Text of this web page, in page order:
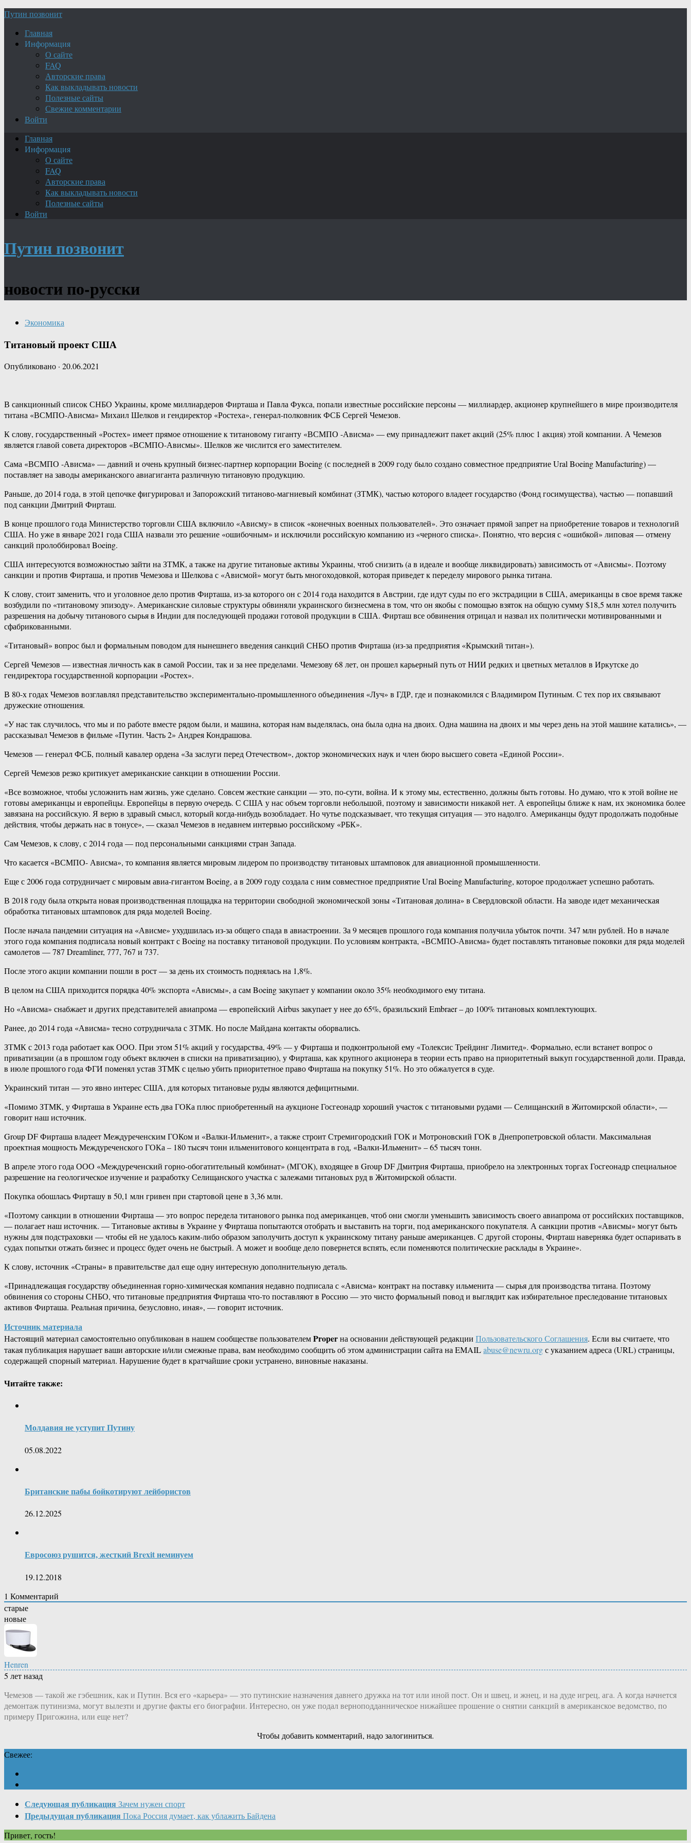
Путин позвонит
Главная
Информация
О сайте
FAQ
Авторские права
Как выкладывать новости
Полезные сайты
Свежие комментарии
Войти
Главная
Информация
О сайте
FAQ
Авторские права
Как выкладывать новости
Полезные сайты
Войти
Путин позвонит
новости по-русски
Экономика
Титановый проект США
Опубликовано · 20.06.2021
В санкционный список СНБО Украины, кроме миллиардеров Фирташа и Павла Фукса, попали известные российские персоны — миллиардер, акционер крупнейшего в мире производителя
титана «ВСМПО-Ависма» Михаил Шелков и гендиректор «Ростеха», генерал-полковник ФСБ Сергей Чемезов.
К слову, государственный «Ростех» имеет прямое отношение к титановому гиганту «ВСМПО -Ависма» — ему принадлежит пакет акций (25% плюс 1 акция) этой компании. А Чемезов
является главой совета директоров «ВСМПО-Ависмы». Шелков же числится его заместителем.
Сама «ВСМПО -Ависма» — давний и очень крупный бизнес-партнер корпорации Boeing (с последней в 2009 году было создано совместное предприятие Ural Boeing Manufacturing) —
поставляет на заводы американского авиагиганта различную титановую продукцию.
Раньше, до 2014 года, в этой цепочке фигурировал и Запорожский титаново-магниевый комбинат (ЗТМК), частью которого владеет государство (Фонд госимущества), частью — попавший
под санкции Дмитрий Фирташ.
В конце прошлого года Министерство торговли США включило «Ависму» в список «конечных военных пользователей». Это означает прямой запрет на приобретение товаров и технологий
США. Но уже в январе 2021 года США назвали это решение «ошибочным» и исключили российскую компанию из «черного списка». Понятно, что версия с «ошибкой» липовая — отмену
санкций пролоббировал Boeing.
США интересуются возможностью зайти на ЗТМК, а также на другие титановые активы Украины, чтоб снизить (а в идеале и вообще ликвидировать) зависимость от «Ависмы». Поэтому
санкции и против Фирташа, и против Чемезова и Шелкова с «Ависмой» могут быть многоходовкой, которая приведет к переделу мирового рынка титана.
К слову, стоит заменить, что и уголовное дело против Фирташа, из-за которого он с 2014 года находится в Австрии, где идут суды по его экстрадиции в США, американцы в свое время также
возбудили по «титановому эпизоду». Американские силовые структуры обвиняли украинского бизнесмена в том, что он якобы с помощью взяток на общую сумму $18,5 млн хотел получить
разрешения на добычу титанового сырья в Индии для последующей продажи готовой продукции в США. Фирташ все обвинения отрицал и назвал их политически мотивированными и
сфабрикованными.
«Титановый» вопрос был и формальным поводом для нынешнего введения санкций СНБО против Фирташа (из-за предприятия «Крымский титан»).
Сергей Чемезов — известная личность как в самой России, так и за нее пределами. Чемезову 68 лет, он прошел карьерный путь от НИИ редких и цветных металлов в Иркутске до
гендиректора государственной корпорации «Ростех».
В 80-х годах Чемезов возглавлял представительство экспериментально-промышленного объединения «Луч» в ГДР, где и познакомился с Владимиром Путиным. С тех пор их связывают
дружеские отношения.
«У нас так случилось, что мы и по работе вместе рядом были, и машина, которая нам выделялась, она была одна на двоих. Одна машина на двоих и мы через день на этой машине катались», —
рассказывал Чемезов в фильме «Путин. Часть 2» Андрея Кондрашова.
Чемезов — генерал ФСБ, полный кавалер ордена «За заслуги перед Отечеством», доктор экономических наук и член бюро высшего совета «Единой России».
Сергей Чемезов резко критикует американские санкции в отношении России.
«Все возможное, чтобы усложнить нам жизнь, уже сделано. Совсем жесткие санкции — это, по-сути, война. И к этому мы, естественно, должны быть готовы. Но думаю, что к этой войне не
готовы американцы и европейцы. Европейцы в первую очередь. С США у нас объем торговли небольшой, поэтому и зависимости никакой нет. А европейцы ближе к нам, их экономика более
завязана на российскую. Я верю в здравый смысл, который когда-нибудь возобладает. Но чутье подсказывает, что текущая ситуация — это надолго. Американцы будут продолжать подобные
действия, чтобы держать нас в тонусе», — сказал Чемезов в недавнем интервью российскому «РБК».
Сам Чемезов, к слову, с 2014 года — под персональными санкциями стран Запада.
Что касается «ВСМПО- Ависма», то компания является мировым лидером по производству титановых штамповок для авиационной промышленности.
Еще с 2006 года сотрудничает с мировым авиа-гигантом Boeing, а в 2009 году создала с ним совместное предприятие Ural Boeing Manufacturing, которое продолжает успешно работать.
В 2018 году была открыта новая производственная площадка на территории свободной экономической зоны «Титановая долина» в Свердловской области. На заводе идет механическая
обработка титановых штамповок для ряда моделей Boeing.
После начала пандемии ситуация на «Ависме» ухудшилась из-за общего спада в авиастроении. За 9 месяцев прошлого года компания получила убыток почти. 347 млн рублей. Но в начале
этого года компания подписала новый контракт с Boeing на поставку титановой продукции. По условиям контракта, «ВСМПО-Ависма» будет поставлять титановые поковки для ряда моделей
самолетов — 787 Dreamliner, 777, 767 и 737.
После этого акции компании пошли в рост — за день их стоимость поднялась на 1,8%.
В целом на США приходится порядка 40% экспорта «Ависмы», а сам Boeing закупает у компании около 35% необходимого ему титана.
Но «Ависма» снабжает и других представителей авиапрома — европейский Airbus закупает у нее до 65%, бразильский Embraer – до 100% титановых комплектующих.
Ранее, до 2014 года «Ависма» тесно сотрудничала с ЗТМК. Но после Майдана контакты оборвались.
ЗТМК с 2013 года работает как ООО. При этом 51% акций у государства, 49% — у Фирташа и подконтрольной ему «Толексис Трейдинг Лимитед». Формально, если встанет вопрос о
приватизации (а в прошлом году объект включен в списки на приватизацию), у Фирташа, как крупного акционера в теории есть право на приоритетный выкуп государственной доли. Правда,
в июле прошлого года ФГИ поменял устав ЗТМК с целью убить приоритетное право Фирташа на покупку 51%. Но это обжалуется в суде.
Украинский титан — это явно интерес США, для которых титановые руды являются дефицитными.
«Помимо ЗТМК, у Фирташа в Украине есть два ГОКа плюс приобретенный на аукционе Госгеонадр хороший участок с титановыми рудами — Селищанский в Житомирской области», —
говорит наш источник.
Group DF Фирташа владеет Междуреченским ГОКом и «Валки-Ильменит», а также строит Стремигородский ГОК и Мотроновский ГОК в Днепропетровской области. Максимальная
проектная мощность Междуреченского ГОКа – 180 тысяч тонн ильменитового концентрата в год, «Валки-Ильменит» – 65 тысяч тонн.
В апреле этого года ООО «Междуреченский горно-обогатительный комбинат» (МГОК), входящее в Group DF Дмитрия Фирташа, приобрело на электронных торгах Госгеонадр специальное
разрешение на геологическое изучение и разработку Селищанского участка с залежами титановых руд в Житомирской области.
Покупка обошлась Фирташу в 50,1 млн гривен при стартовой цене в 3,36 млн.
«Поэтому санкции в отношении Фирташа — это вопрос передела титанового рынка под американцев, чтоб они смогли уменьшить зависимость своего авиапрома от российских поставщиков,
— полагает наш источник. — Титановые активы в Украине у Фирташа попытаются отобрать и выставить на торги, под американского покупателя. А санкции против «Ависмы» могут быть
нужны для подстраховки — чтобы ей не удалось каким-либо образом заполучить доступ к украинскому титану раньше американцев. С другой стороны, Фирташ наверняка будет оспаривать в
судах попытки отжать бизнес и процесс будет очень не быстрый. А может и вообще дело повернется вспять, если поменяются политические расклады в Украине».
К слову, источник «Страны» в правительстве дал еще одну интересную дополнительную деталь.
«Принадлежащая государству объединенная горно-химическая компания недавно подписала с «Ависма» контракт на поставку ильменита — сырья для производства титана. Поэтому
обвинения со стороны СНБО, что титановые предприятия Фирташа что-то поставляют в Россию — это чисто формальный повод и выглядит как избирательное преследование титановых
активов Фирташа. Реальная причина, безусловно, иная», — говорит источник.
Источник материала
Настоящий материал самостоятельно опубликован в нашем сообществе пользователемProperна основании действующей редакции Пользовательского Соглашения. Если вы считаете, что
такая публикация нарушает ваши авторские и/или смежные права, вам необходимо сообщить об этом администрации сайта на EMAILabuse@newru.orgс указанием адреса (URL) страницы,
содержащей спорный материал. Нарушение будет в кратчайшие сроки устранено, виновные наказаны.
Читайте также:
Молдавия не уступит Путину
05.08.2022
Британские пабы бойкотируют лейбористов
26.12.2025
Евросоюз рушится, жесткий Brexit неминуем
19.12.2018
1 Комментарий
старые
новые
Henren
5 лет назад
Чемезов — такой же гэбешник, как и Путин. Вся его «карьера» — это путинские назначения давнего дружка на тот или иной пост. Он и швец, и жнец, и на дуде игрец, ага. А когда начнется
демонтаж путинизма, могут вылезти и другие факты его биографии. Интересно, он уже подал верноподданническое нижайшее прошение о снятии санкций в американское ведомство, по
примеру Пригожина, или еще нет?
Чтобы добавить комментарий, надо залогиниться.
Свежее:
Следующая публикация Зачем нужен спорт
Предыдущая публикация Пока Россия думает, как ублажить Байдена
Привет, гость!